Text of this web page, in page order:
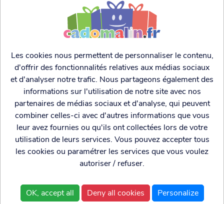
CES PRODUITS POURRAIENT VOUS
INTERESSER:
Encens Nag Champa
bleu
1.80€
Encens Nag Champa
midnight
1.80€
Les cookies nous permettent de personnaliser le contenu,
d'offrir des fonctionnalités relatives aux médias sociaux
et d'analyser notre trafic. Nous partageons également des
informations sur l'utilisation de notre site avec nos
partenaires de médias sociaux et d'analyse, qui peuvent
combiner celles-ci avec d'autres informations que vous
leur avez fournies ou qu'ils ont collectées lors de votre
utilisation de leurs services. Vous pouvez accepter tous
les cookies ou paramétrer les services que vous voulez
autoriser / refuser.
OK, accept all Deny all cookies Personalize